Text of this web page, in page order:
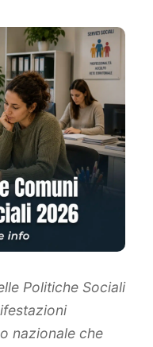
Politiche Sociali
nazionale che